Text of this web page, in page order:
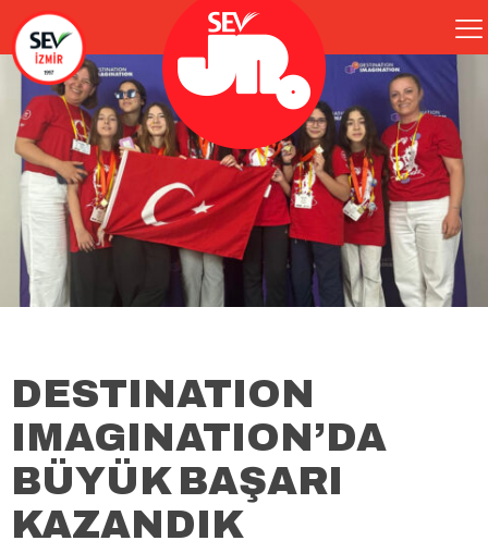
DESTINATION
IMAGINATION’DA
BÜYÜK BAŞARI
KAZANDIK